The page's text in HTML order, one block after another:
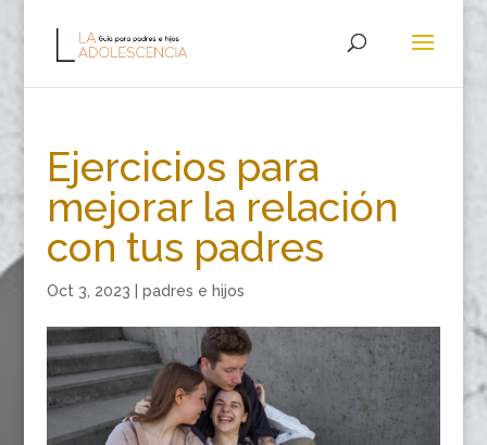
Ejercicios para
mejorar la relación
con tus padres
Oct 3, 2023 padres e hijos